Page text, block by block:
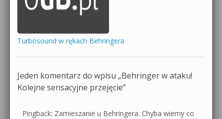
Turbosound w rękach Behringera
Jeden komentarz do wpisu „Behringer w ataku!
Kolejne sensacyjne przejęcie”
Pingback: Zamieszanie u Behringera. Chyba wiemy co